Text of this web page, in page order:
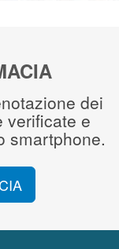
dei
verificate e
smartphone.